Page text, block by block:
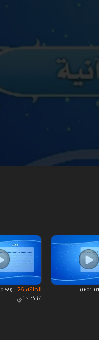
الحلقة 26
‏ (0:00:59)
قناة: ديني